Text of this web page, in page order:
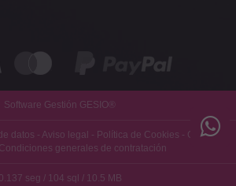
Software Gestión GESIO®
datos - Aviso legal - Política de Cookies - Gastos
Condiciones generales de contratación
0.137 seg / 104 sql / 10.5 MB